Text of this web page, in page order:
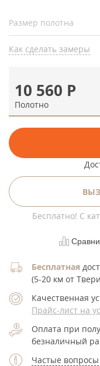
Как сделать замеры
10 560 Р
Полотно
Бесплатно! С
Бесплатная
(5-20 км от
Качественная
Прайс-лист на
Оплата при
безналичный
Частые вопросы